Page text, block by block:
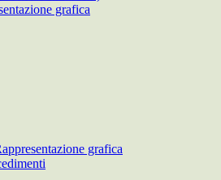
grafica
grafica